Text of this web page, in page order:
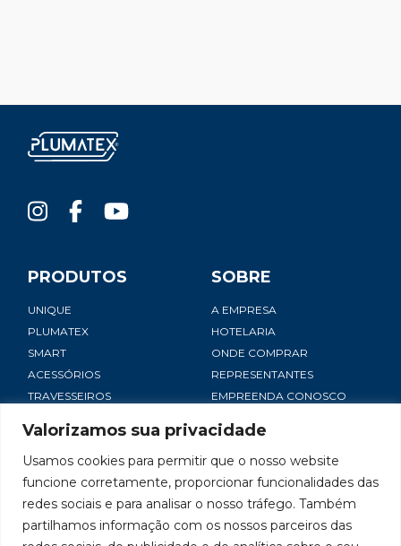
Valorizamos sua privacidade
Usamos cookies para permitir que o nosso website
funcione corretamente, proporcionar funcionalidades das
redes sociais e para analisar o nosso tráfego. Também
partilhamos informação com os nossos parceiros das
PRODUTOS
UNIQUE
PLUMATEX
SMART
ACESSÓRIOS
TRAVESSEIROS
SOBRE
A EMPRESA
HOTELARIA
ONDE COMPRAR
REPRESENTANTES
EMPREENDA CONOSCO
SAC
CONTATO
TRABALHE CONOSCO
POLÍTICA DE PRIVACIDADE